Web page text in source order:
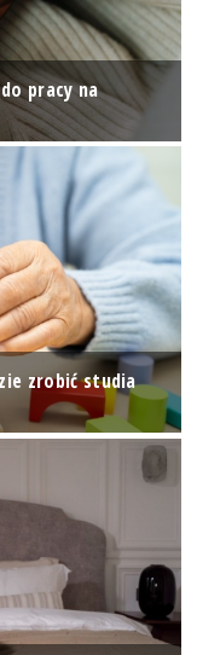
pracy na
zrobić studia